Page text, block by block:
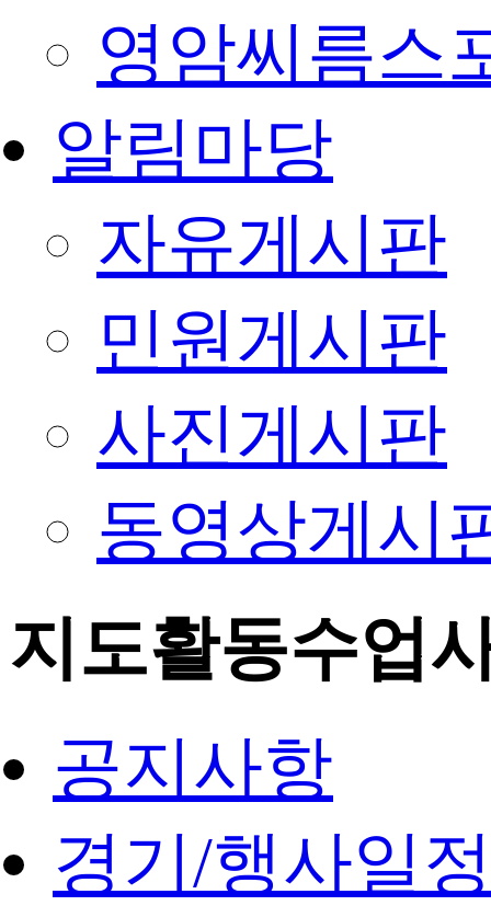
영암씨름스
알림마당
자유게시판
민원게시판
사진게시판
동영상게시
지도활동수업
공지사항
경기/행사일